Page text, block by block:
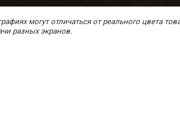
могут отличаться от реального цвета
разных экранов.